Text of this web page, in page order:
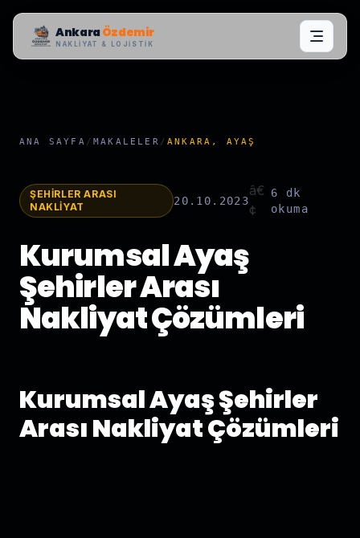
AnkaraÖzdemir
NAKLIYAT & LOJISTIK
ANA SAYFA /MAKALELER /ANKARA, AYAŞ
ŞEHIRLER ARASI
NAKLIYAT
20.10.2023
â€
¢
6 dk
okuma
Kurumsal Ayaş
Şehirler Arası
Nakliyat Çözümleri
Kurumsal Ayaş Şehirler
Arası Nakliyat Çözümleri